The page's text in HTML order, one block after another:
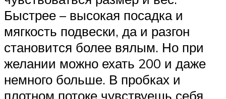
Быстрее – высокая посадка и
мягкость подвески, да и разгон
становится более вялым. Но при
желании можно ехать 200 и даже
немного больше. В пробках и
плотном потоке чувствуешь себя